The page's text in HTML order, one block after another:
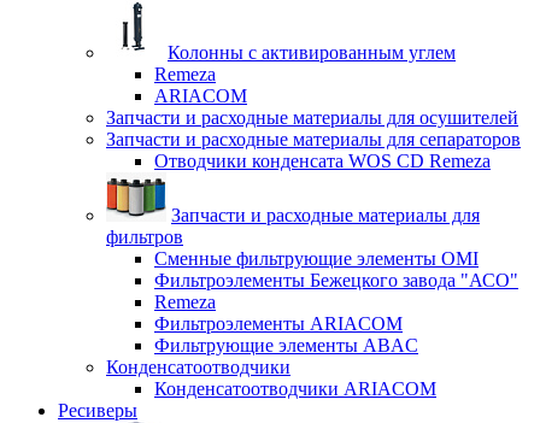
Колонны с активированным углем
Remeza
ARIACOM
Запчасти и расходные материалы для осушителей
Запчасти и расходные материалы для сепараторов
Отводчики конденсата WOS CD Remeza
Запчасти и расходные материалы для
фильтров
Сменные фильтрующие элементы OMI
Фильтроэлементы Бежецкого завода "АСО"
Remeza
Фильтроэлементы ARIACOM
Фильтрующие элементы ABAC
Конденсатоотводчики
Конденсатоотводчики ARIACOM
Ресиверы